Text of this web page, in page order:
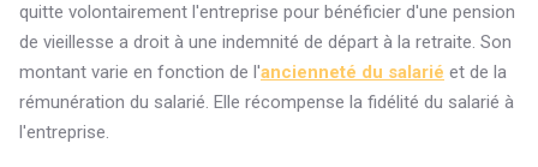
quitte volontairement l'entreprise pour bénéficier d'une pension
de vieillesse a droit à une indemnité de départ à la retraite. Son
montant varie en fonction de l'ancienneté du salarié et de la
rémunération du salarié. Elle récompense la fidélité du salarié à
l'entreprise.